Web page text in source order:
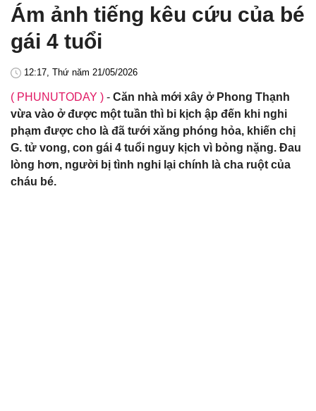
Ám ảnh tiếng kêu cứu của bé
gái 4 tuổi
12:17, Thứ năm 21/05/2026
( PHUNUTODAY ) - Căn nhà mới xây ở Phong Thạnh
vừa vào ở được một tuần thì bi kịch ập đến khi nghi
phạm được cho là đã tưới xăng phóng hỏa, khiến chị
G. tử vong, con gái 4 tuổi nguy kịch vì bỏng nặng. Đau
lòng hơn, người bị tình nghi lại chính là cha ruột của
cháu bé.